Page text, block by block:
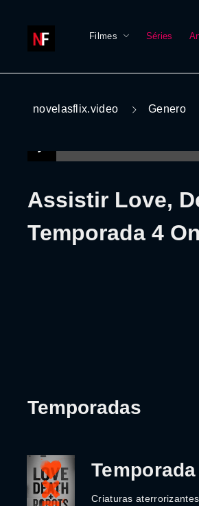
Filmes Séries
novelasflix.video Genero
Assistir Love,
Temporada 4
Temporadas
Criaturas